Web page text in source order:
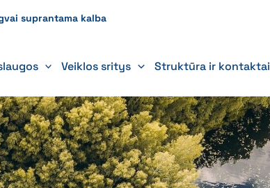
suprantama kalba
Veiklos sritys Struktūra ir kontaktai